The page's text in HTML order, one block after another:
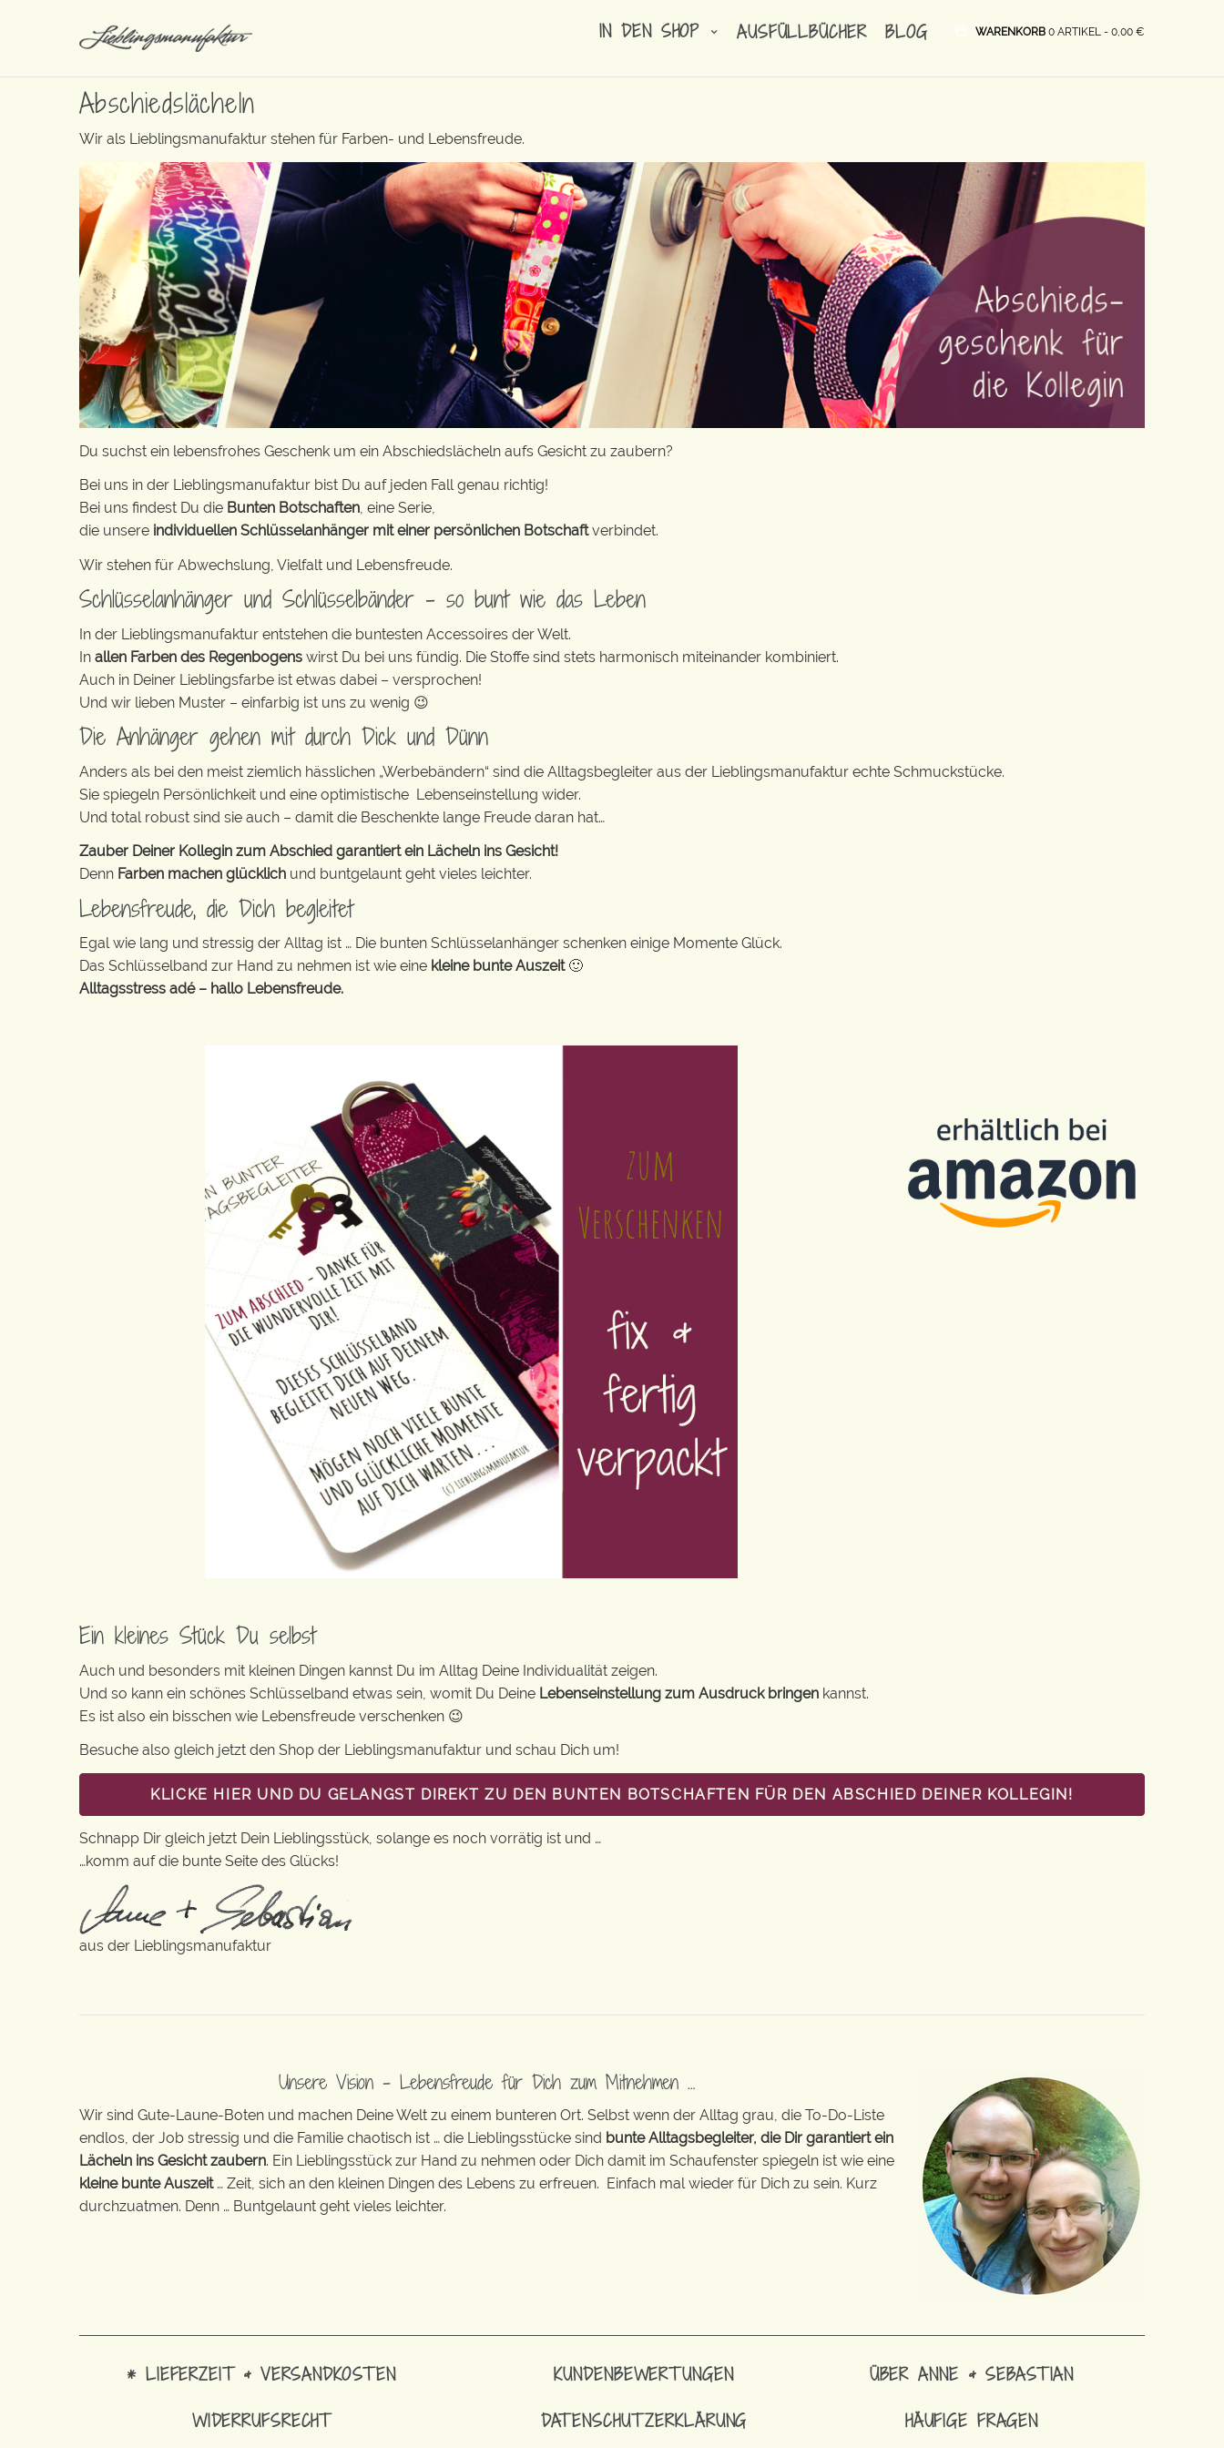
IN DEN SHOP AUSFÜLLBÜCHER BLOG WARENKORB 0 ARTIKEL - 0,00 €
Abschiedslächeln
Wir als Lieblingsmanufaktur stehen für Farben- und Lebensfreude.
Du suchst ein lebensfrohes Geschenk um ein Abschiedslächeln aufs Gesicht zu zaubern?
Bei uns in der Lieblingsmanufaktur bist Du auf jeden Fall genau richtig!
Bei uns findest Du die Bunten Botschaften, eine Serie,
die unsere individuellen Schlüsselanhänger mit einer persönlichen Botschaftverbindet.
Wir stehen für Abwechslung, Vielfalt und Lebensfreude.
Schlüsselanhänger und Schlüsselbänder – so bunt wie das Leben
In der Lieblingsmanufaktur entstehen die buntesten Accessoires der Welt.
In allen Farben des Regenbogens wirst Du bei uns fündig. Die Stoffe sind stets harmonisch miteinander kombiniert.
Auch in Deiner Lieblingsfarbe ist etwas dabei – versprochen!
Und wir lieben Muster – einfarbig ist uns zu wenig 😉
Die Anhänger gehen mit durch Dick und Dünn
Anders als bei den meist ziemlich hässlichen „Werbebändern“ sind die Alltagsbegleiter aus der Lieblingsmanufaktur echte Schmuckstücke.
Sie spiegeln Persönlichkeit und eine optimistische Lebenseinstellung wider.
Und total robust sind sie auch – damit die Beschenkte lange Freude daran hat…
Zauber Deiner Kollegin zum Abschied garantiert ein Lächeln ins Gesicht!
Denn Farben machen glücklich und buntgelaunt geht vieles leichter.
Lebensfreude, die Dich begleitet
Egal wie lang und stressig der Alltag ist … Die bunten Schlüsselanhänger schenken einige Momente Glück.
Das Schlüsselband zur Hand zu nehmen ist wie eine kleine bunte Auszeit🙂
Alltagsstress adé – hallo Lebensfreude.
Ein kleines Stück Du selbst
Auch und besonders mit kleinen Dingen kannst Du im Alltag Deine Individualität zeigen.
Und so kann ein schönes Schlüsselband etwas sein, womit Du Deine Lebenseinstellung zum Ausdruck bringen kannst.
Es ist also ein bisschen wie Lebensfreude verschenken 😉
Besuche also gleich jetzt den Shop der Lieblingsmanufaktur und schau Dich um!
KLICKE HIER UND DU GELANGST DIREKT ZU DEN BUNTEN BOTSCHAFTEN FÜR DEN ABSCHIED DEINER KOLLEGIN!
Schnapp Dir gleich jetzt Dein Lieblingsstück, solange es noch vorrätig ist und …
…komm auf die bunte Seite des Glücks!
aus der Lieblingsmanufaktur
Unsere Vision – Lebensfreude für Dich zum Mitnehmen …
Wir sind Gute-Laune-Boten und machen Deine Welt zu einem bunteren Ort. Selbst wenn der Alltag grau, die To-Do-Liste
endlos, der Job stressig und die Familie chaotisch ist … die Lieblingsstücke sind bunte Alltagsbegleiter, die Dir garantiert ein
Lächeln ins Gesicht zaubern. Ein Lieblingsstück zur Hand zu nehmen oder Dich damit im Schaufenster spiegeln ist wie eine
kleine bunte Auszeit… Zeit, sich an den kleinen Dingen des Lebens zu erfreuen. Einfach mal wieder für Dich zu sein. Kurz
durchzuatmen. Denn … Buntgelaunt geht vieles leichter.
* LIEFERZEIT & VERSANDKOSTEN
WIDERRUFSRECHT
KUNDENBEWERTUNGEN
DATENSCHUTZERKLÄRUNG
ÜBER ANNE & SEBASTIAN
HÄUFIGE FRAGEN